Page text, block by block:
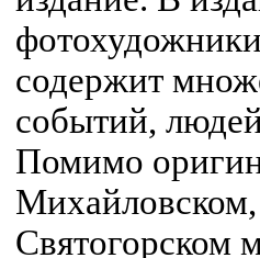
содержит
событий,
Помимо
Святогорском